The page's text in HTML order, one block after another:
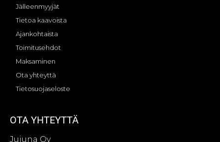
Jälleenmyyjät
Tietoa kaavoista
Ajankohtaista
Toimitusehdot
Maksaminen
Ota yhteyttä
Tietosuojaseloste
OTA YHTEYTTÄ
Jujuna Oy